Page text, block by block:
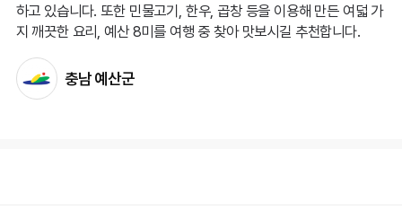
하고 있습니다. 또한 민물고기, 한우, 곱창 등을 이용해 만든 여덟 가
지 깨끗한 요리, 예산 8미를 여행 중 찾아 맛보시길 추천합니다.
충남 예산군